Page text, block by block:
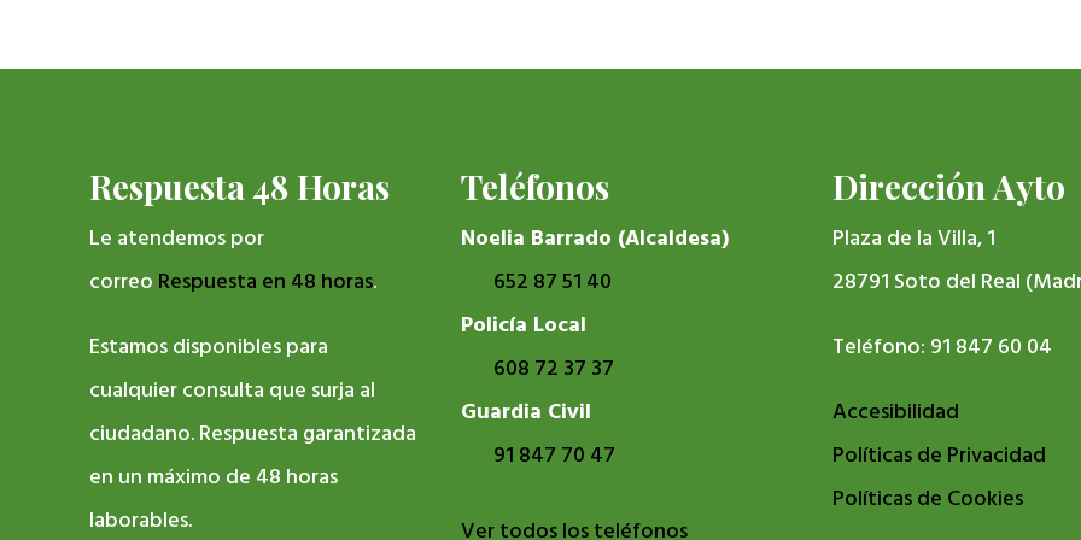
Respuesta 48 Horas
Le atendemos por
correo Respuesta en 48 horas.
Estamos disponibles para
cualquier consulta que surja al
ciudadano. Respuesta garantizada
en un máximo de 48 horas
laborables.
Teléfonos
Noelia Barrado (Alcaldesa)
652 87 51 40
Policía Local
608 72 37 37
Guardia Civil
91 847 70 47
Ver todos los teléfonos
Dirección Ayto
Plaza de la Villa, 1
28791 Soto del Real
Teléfono: 91 847 60 04
Accesibilidad
Políticas de Privacidad
Políticas de Cookies